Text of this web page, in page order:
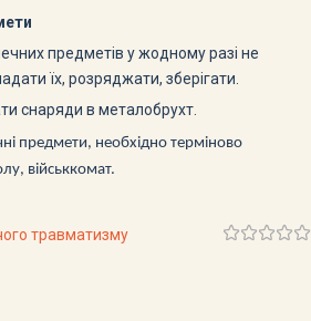
предметів у жодному разі не
їх, розряджати, зберігати.
снаряди в металобрухт.
предмети, необхідно терміново
військкомат.
травматизму